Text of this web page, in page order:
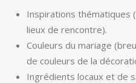
Inspirations thématiques
lieux de rencontre).
Couleurs du mariage
de couleurs de la
Ingrédients locaux et de